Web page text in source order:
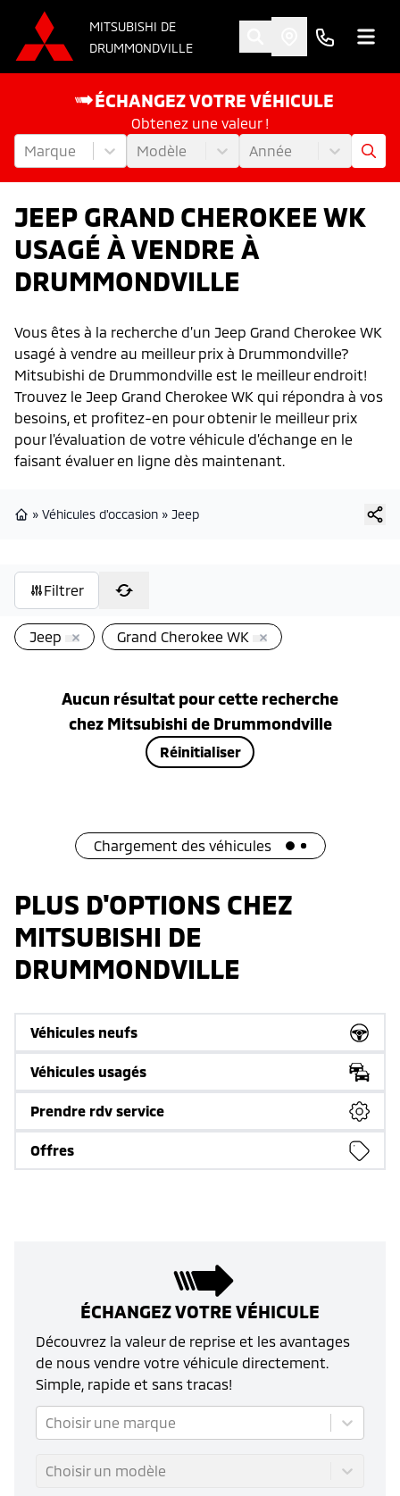
MITSUBISHI DE
DRUMMONDVILLE
ÉCHANGEZ VOTRE VÉHICULE
Obtenez une valeur !
Marque
Modèle Année
JEEP GRAND CHEROKEE WK
USAGÉ À VENDRE À
DRUMMONDVILLE
Vous êtes à la recherche d’un Jeep Grand Cherokee WK
usagé à vendre au meilleur prix à Drummondville?
Mitsubishi de Drummondville est le meilleur endroit!
Trouvez le Jeep Grand Cherokee WK qui répondra à vos
besoins, et profitez-en pour obtenir le meilleur prix
pour l'évaluation de votre véhicule d’échange en le
faisant évaluer en ligne dès maintenant.
» Véhicules d'occasion » Jeep
Filtrer
Jeep Grand Cherokee WK
Aucun résultat pour cette recherche
chez Mitsubishi de Drummondville
Réinitialiser
Chargement des véhicules
PLUS D'OPTIONS CHEZ
MITSUBISHI DE
DRUMMONDVILLE
Véhicules neufs
Véhicules usagés
Prendre rdv service
Offres
ÉCHANGEZ VOTRE VÉHICULE
Découvrez la valeur de reprise et les avantages
de nous vendre votre véhicule directement.
Simple, rapide et sans tracas!
Choisir une marque
Choisir un modèle